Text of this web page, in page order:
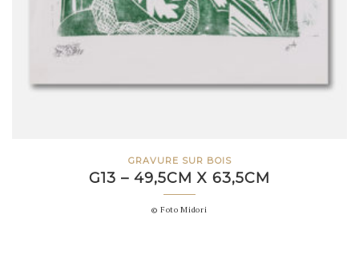
GRAVURE SUR BOIS
G13 – 49,5CM X 63,5CM
© Foto Midori